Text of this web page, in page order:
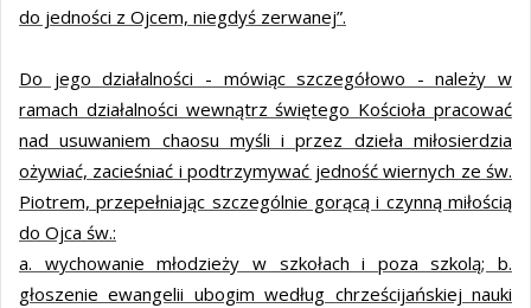
do jedności z Ojcem, niegdyś zerwanej”.
Do jego działalności - mówiąc szczegółowo - należy w
ramach działalności wewnątrz świętego Kościoła pracować
nad usuwaniem chaosu myśli i przez dzieła miłosierdzia
ożywiać, zacieśniać i podtrzymywać jedność wiernych ze św.
Piotrem, przepełniając szczególnie gorącą i czynną miłością
do Ojca św.:
a. wychowanie młodzieży w szkołach i poza szkolą; b.
głoszenie ewangelii ubogim według chrześcijańskiej nauki